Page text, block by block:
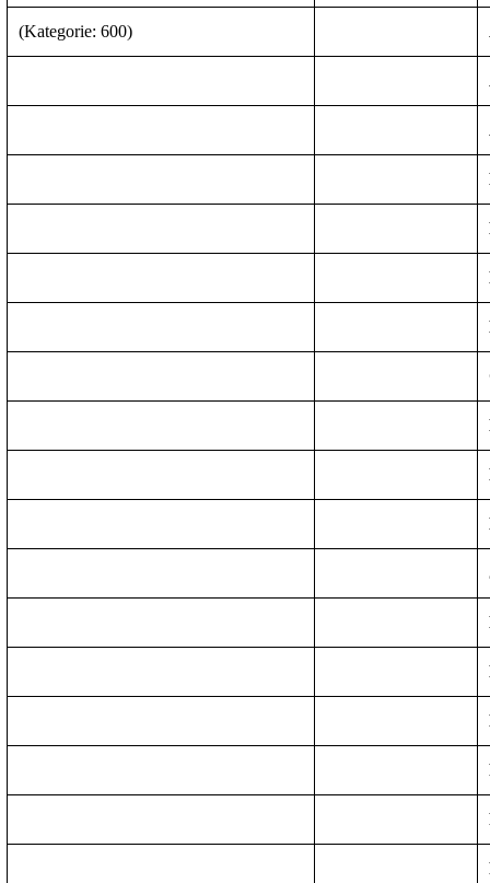
(Kategorie: 600)